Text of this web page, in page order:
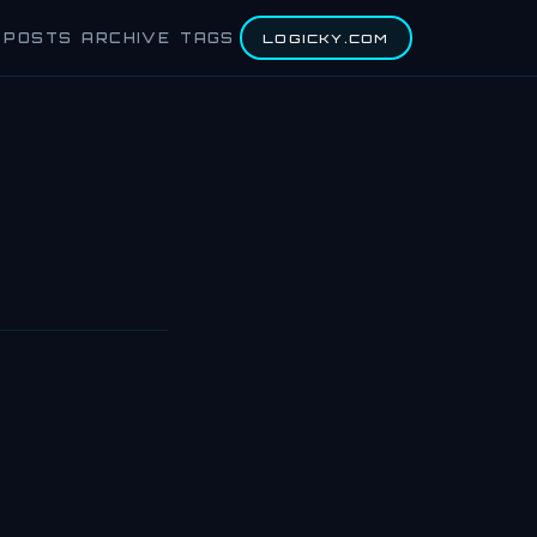
POSTS ARCHIVE TAGS LOGICKY.COM